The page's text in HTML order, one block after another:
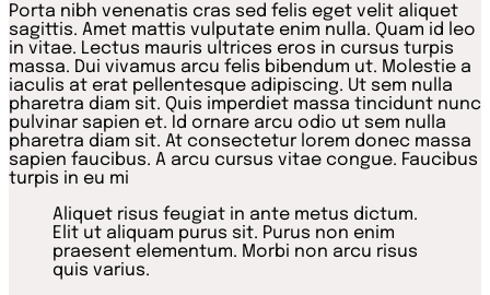
Porta nibh venenatis cras sed felis eget velit aliquet
sagittis. Amet mattis vulputate enim nulla. Quam id leo
in vitae. Lectus mauris ultrices eros in cursus turpis
massa. Dui vivamus arcu felis bibendum ut. Molestie a
iaculis at erat pellentesque adipiscing. Ut sem nulla
pharetra diam sit. Quis imperdiet massa tincidunt nunc
pulvinar sapien et. Id ornare arcu odio ut sem nulla
pharetra diam sit. At consectetur lorem donec massa
sapien faucibus. A arcu cursus vitae congue. Faucibus
turpis in eu mi
Aliquet risus feugiat in ante metus dictum.
Elit ut aliquam purus sit. Purus non enim
praesent elementum. Morbi non arcu risus
quis varius.